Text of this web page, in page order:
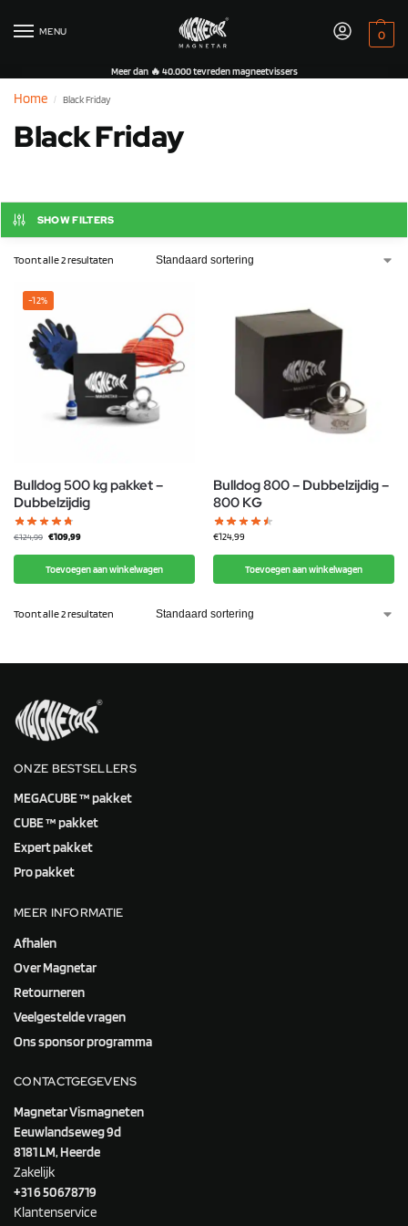
MENU 0
Meer dan 🔥 40.000 tevreden magneetvissers
Home / Black Friday
Black Friday
SHOW FILTERS
Toont alle 2 resultaten
-12%
Bulldog 500 kg pakket –
Dubbelzijdig
€124,99 €109,99
Toevoegen aan winkelwagen
Bulldog 800 – Dubbelzijdig –
800 KG
€124,99
Toevoegen aan winkelwagen
Toont alle 2 resultaten
ONZE BESTSELLERS
MEGACUBE ™ pakket
CUBE ™ pakket
Expert pakket
Pro pakket
MEER INFORMATIE
Afhalen
Over Magnetar
Retourneren
Veelgestelde vragen
Ons sponsor programma
CONTACTGEGEVENS
Magnetar Vismagneten
Eeuwlandseweg 9d
8181 LM, Heerde
Zakelijk
+31 6 50678719
Klantenservice